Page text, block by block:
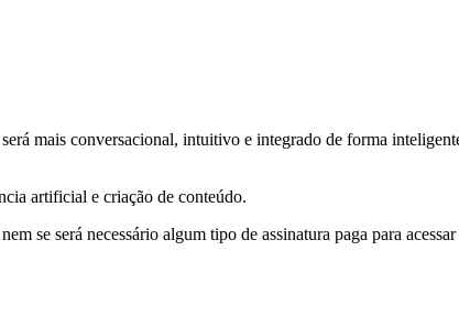
mais conversacional, intuitivo e integrado de forma
artificial e criação de conteúdo.
se será necessário algum tipo de assinatura paga para